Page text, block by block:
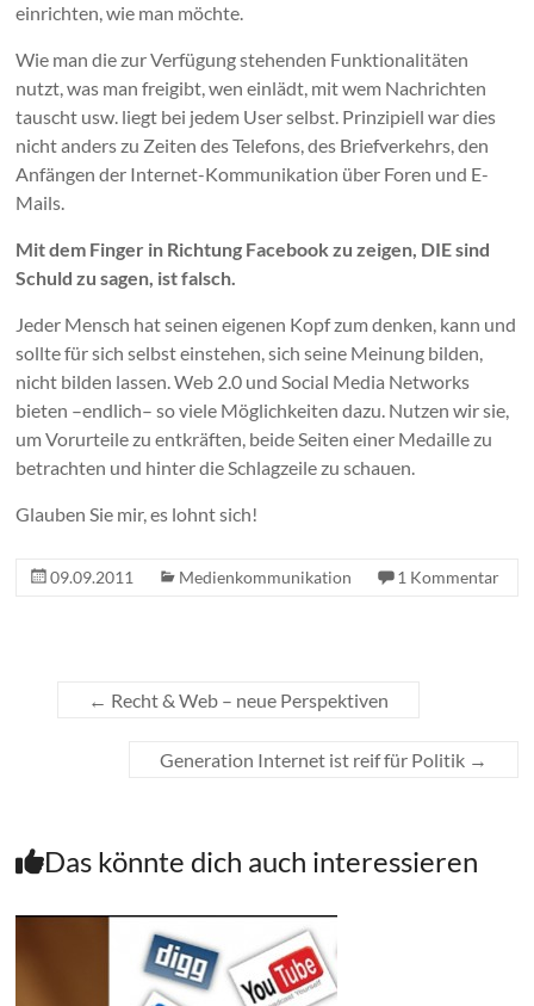
einrichten, wie man möchte.
Wie man die zur Verfügung stehenden Funktionalitäten
nutzt, was man freigibt, wen einlädt, mit wem Nachrichten
tauscht usw. liegt bei jedem User selbst. Prinzipiell war dies
nicht anders zu Zeiten des Telefons, des Briefverkehrs, den
Anfängen der Internet-Kommunikation über Foren und E-
Mails.
Mit dem Finger in Richtung Facebook zu zeigen, DIE sind
Schuld zu sagen, ist falsch.
Jeder Mensch hat seinen eigenen Kopf zum denken, kann und
sollte für sich selbst einstehen, sich seine Meinung bilden,
nicht bilden lassen. Web 2.0 und Social Media Networks
bieten –endlich– so viele Möglichkeiten dazu. Nutzen wir sie,
um Vorurteile zu entkräften, beide Seiten einer Medaille zu
betrachten und hinter die Schlagzeile zu schauen.
Glauben Sie mir, es lohnt sich!
09.09.2011 Medienkommunikation 1 Kommentar
← Recht & Web – neue Perspektiven
Generation Internet ist reif für Politik →
Das könnte dich auch interessieren